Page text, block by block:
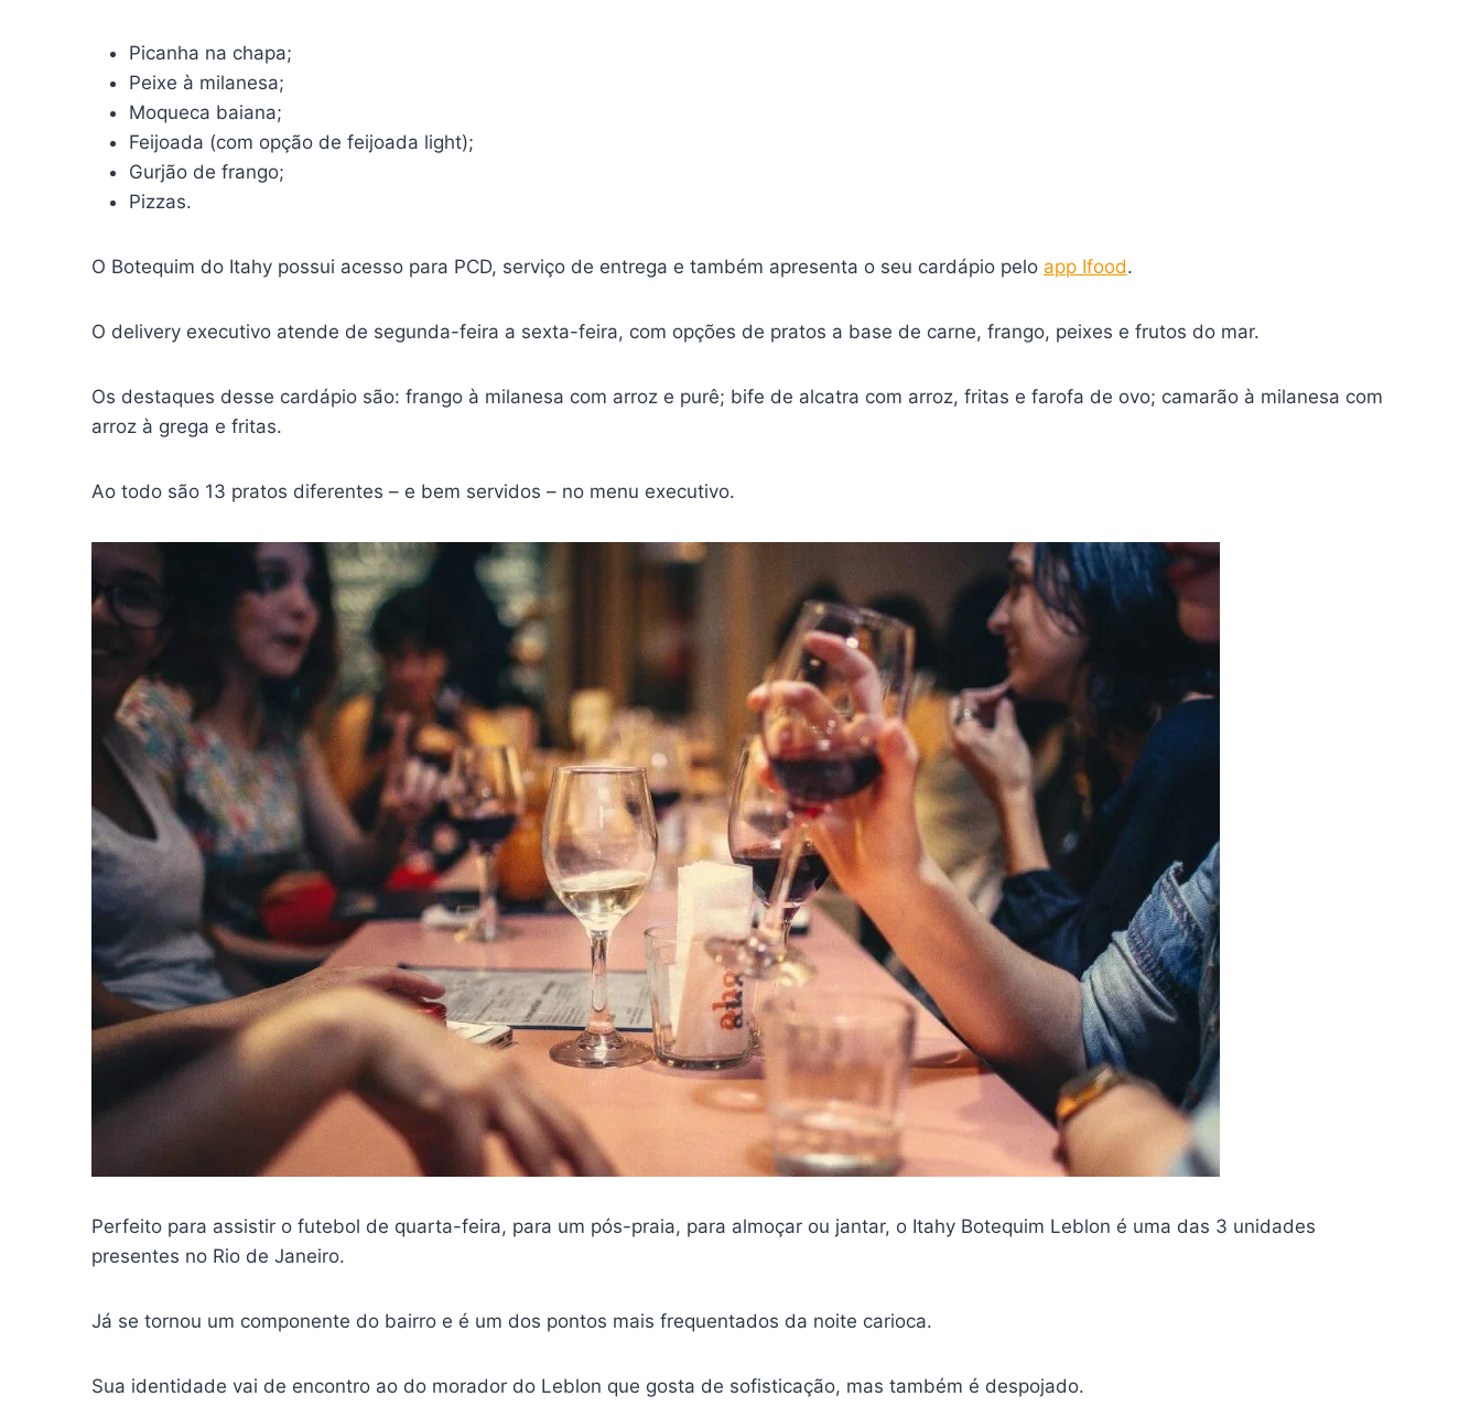
Picanha na chapa;
Peixe à milanesa;
Moqueca baiana;
Feijoada (com opção de feijoada light);
Gurjão de frango;
Pizzas.
O Botequim do Itahy possui acesso para PCD, serviço de entrega e também apresenta o seu cardápio pelo app Ifood.
O delivery executivo atende de segunda-feira a sexta-feira, com opções de pratos a base de carne, frango, peixes e frutos do mar.
Os destaques desse cardápio são: frango à milanesa com arroz e purê; bife de alcatra com arroz, fritas e farofa de ovo; camarão à milanesa com
arroz à grega e fritas.
Ao todo são 13 pratos diferentes – e bem servidos – no menu executivo.
Perfeito para assistir o futebol de quarta-feira, para um pós-praia, para almoçar ou jantar, o Itahy Botequim Leblon é uma das 3 unidades
presentes no Rio de Janeiro.
Já se tornou um componente do bairro e é um dos pontos mais frequentados da noite carioca.
Sua identidade vai de encontro ao do morador do Leblon que gosta de sofisticação, mas também é despojado.